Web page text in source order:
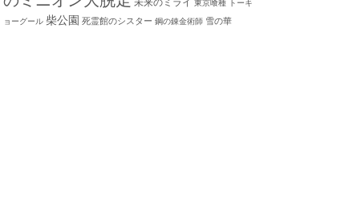
東京喰種 トーキ
ョーグール 柴公園 死霊館のシスター 鋼の錬金術師 雪の華